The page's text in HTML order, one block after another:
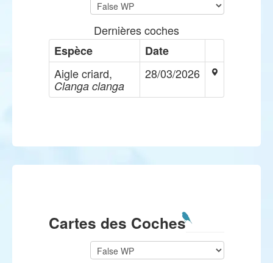
Dernières coches
Espèce
Date
Aigle criard,
Clanga clanga
28/03/2026
Cartes des Coches